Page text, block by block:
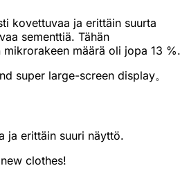
kovettuvaa ja erittäin suurta
sementtiä. Tähän
määrä oli jopa 13 %.
super large-screen display。
ja erittäin suuri näyttö.
clothes!